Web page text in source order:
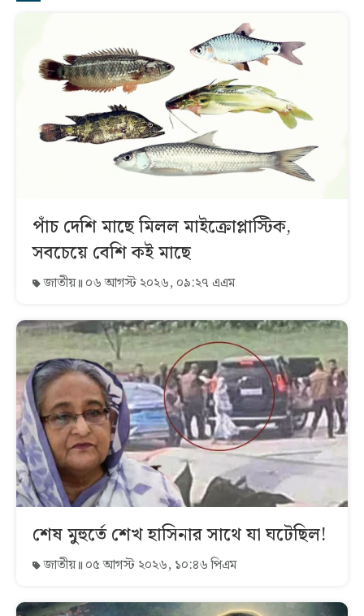
পাঁচ দেশি মাছে মিলল মাইক্রোপ্লাস্টিক,
সবচেয়ে বেশি কই মাছে
জাতীয় ০৬ আগস্ট ২০২৬, ০৯:২৭ এএম
শেষ মুহুর্তে শেখ হাসিনার সাথে যা ঘটেছিল!
জাতীয় ০৫ আগস্ট ২০২৬, ১০:৪৬ পিএম